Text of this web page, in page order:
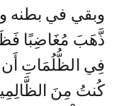
وبقي في بطنه
ذَّهَبَ مُغَاضِبًا
فِي الظُّلُمَاتِ أَن